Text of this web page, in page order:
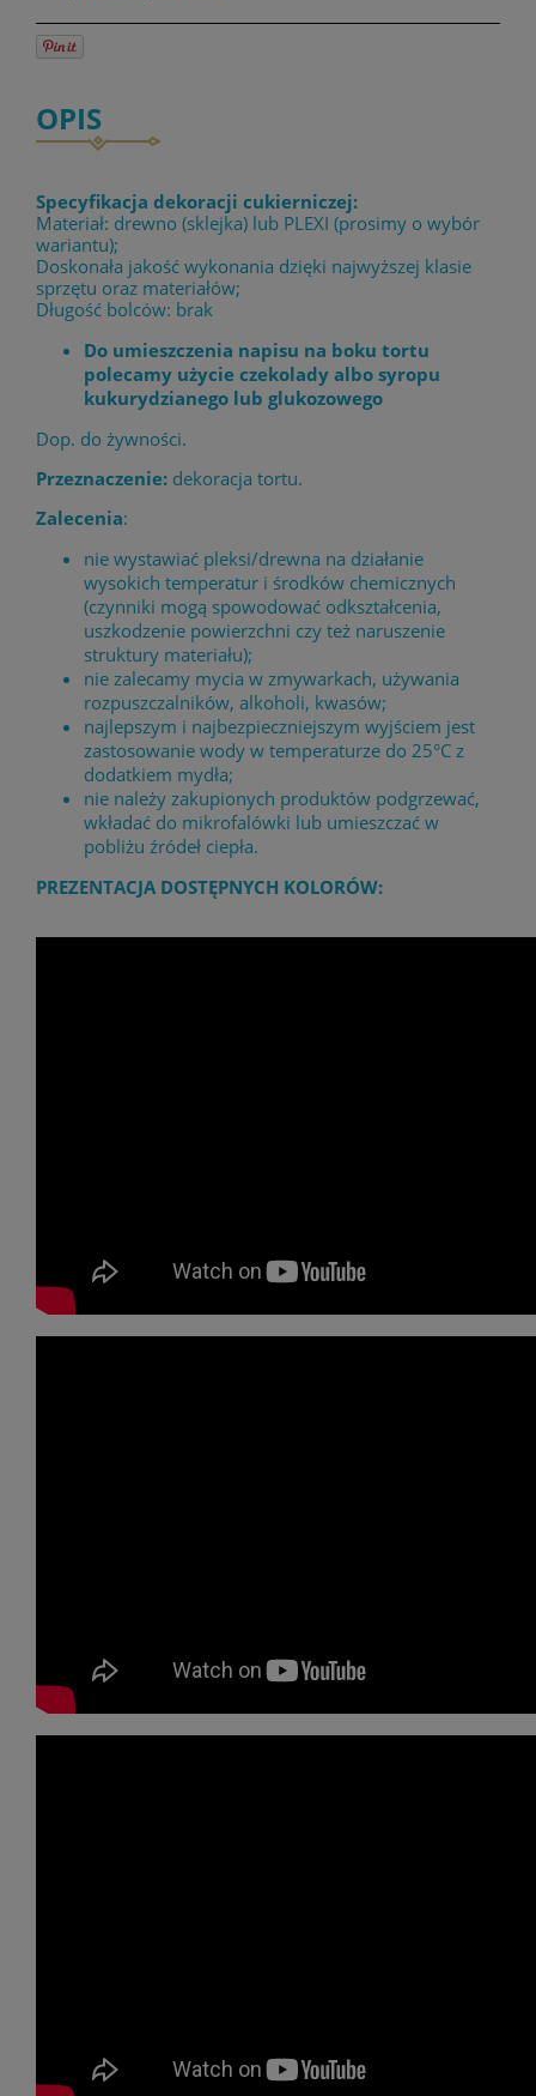
OPIS
Specyfikacja dekoracji cukierniczej:
Materiał: drewno (sklejka) lub PLEXI (prosimy o wybór
wariantu);
Doskonała jakość wykonania dzięki najwyższej klasie
sprzętu oraz materiałów;
Długość bolców: brak
Do umieszczenia napisu na boku tortu
polecamy użycie czekolady albo syropu
kukurydzianego lub glukozowego
Dop. do żywności.
Przeznaczenie: dekoracja tortu.
Zalecenia:
nie wystawiać pleksi/drewna na działanie
wysokich temperatur i środków chemicznych
(czynniki mogą spowodować odkształcenia,
uszkodzenie powierzchni czy też naruszenie
struktury materiału);
nie zalecamy mycia w zmywarkach, używania
rozpuszczalników, alkoholi, kwasów;
najlepszym i najbezpieczniejszym wyjściem jest
zastosowanie wody w temperaturze do 25°C z
dodatkiem mydła;
nie należy zakupionych produktów podgrzewać,
wkładać do mikrofalówki lub umieszczać w
pobliżu źródeł ciepła.
PREZENTACJA DOSTĘPNYCH KOLORÓW: